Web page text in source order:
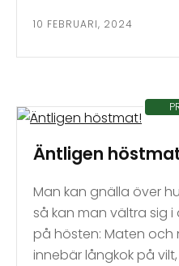
10 FEBRUARI, 2024
Äntligen
Man kan gnälla över
så kan man vältra sig
på hösten: Maten och
innebär långkok på